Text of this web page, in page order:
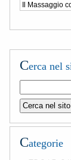
Il Massaggio
Cerca nel
Categorie